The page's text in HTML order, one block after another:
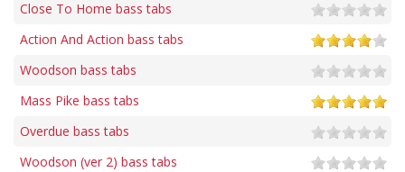
Close To Home bass tabs
Action And Action bass tabs
Woodson bass tabs
Mass Pike bass tabs
Overdue bass tabs
Woodson (ver 2) bass tabs